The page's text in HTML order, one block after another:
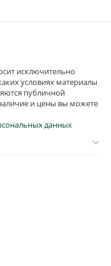
исключительно
условиях материалы
публичной
и цены вы можете
данных